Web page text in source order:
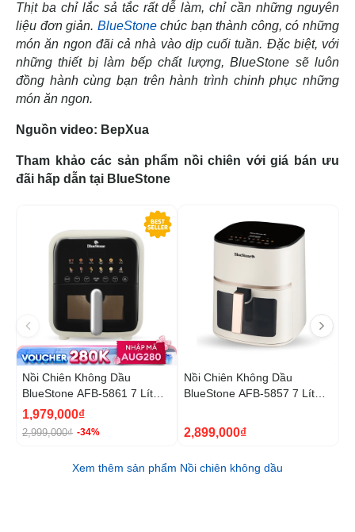
Thịt ba chỉ lắc sả tắc rất dễ làm, chỉ cần những nguyên
liệu đơn giản. BlueStonechúc bạn thành công, có những
món ăn ngon đãi cả nhà vào dịp cuối tuần. Đặc biệt, với
những thiết bị làm bếp chất lượng, BlueStone sẽ luôn
đồng hành cùng bạn trên hành trình chinh phục những
món ăn ngon.
Nguồn video: BepXua
Tham khảo các sản phẩm nồi chiên với giá bán ưu
đãi hấp dẫn tại BlueStone
Nồi Chiên Không Dầu
BlueStone AFB-5861 7 Lít
1800W
1,979,000₫
2,999,000₫ -34%
Nồi Chiên Không Dầu
BlueStone AFB-5857 7 Lít
2,899,000₫
Xem thêm sản phẩm Nồi chiên không dầu